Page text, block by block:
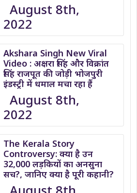
August 8th,
2022
Akshara Singh New Viral
Video : अक्षरा सिंह और विक्रांत
सिंह राजपूत की जोड़ी भोजपुरी
इंडस्ट्री में धमाल मचा रहा हैं
August 8th,
2022
The Kerala Story
Controversy: क्या है उन
32,000 लड़कियों का अनसुना
सच?, जानिए क्या है पूरी कहानी?